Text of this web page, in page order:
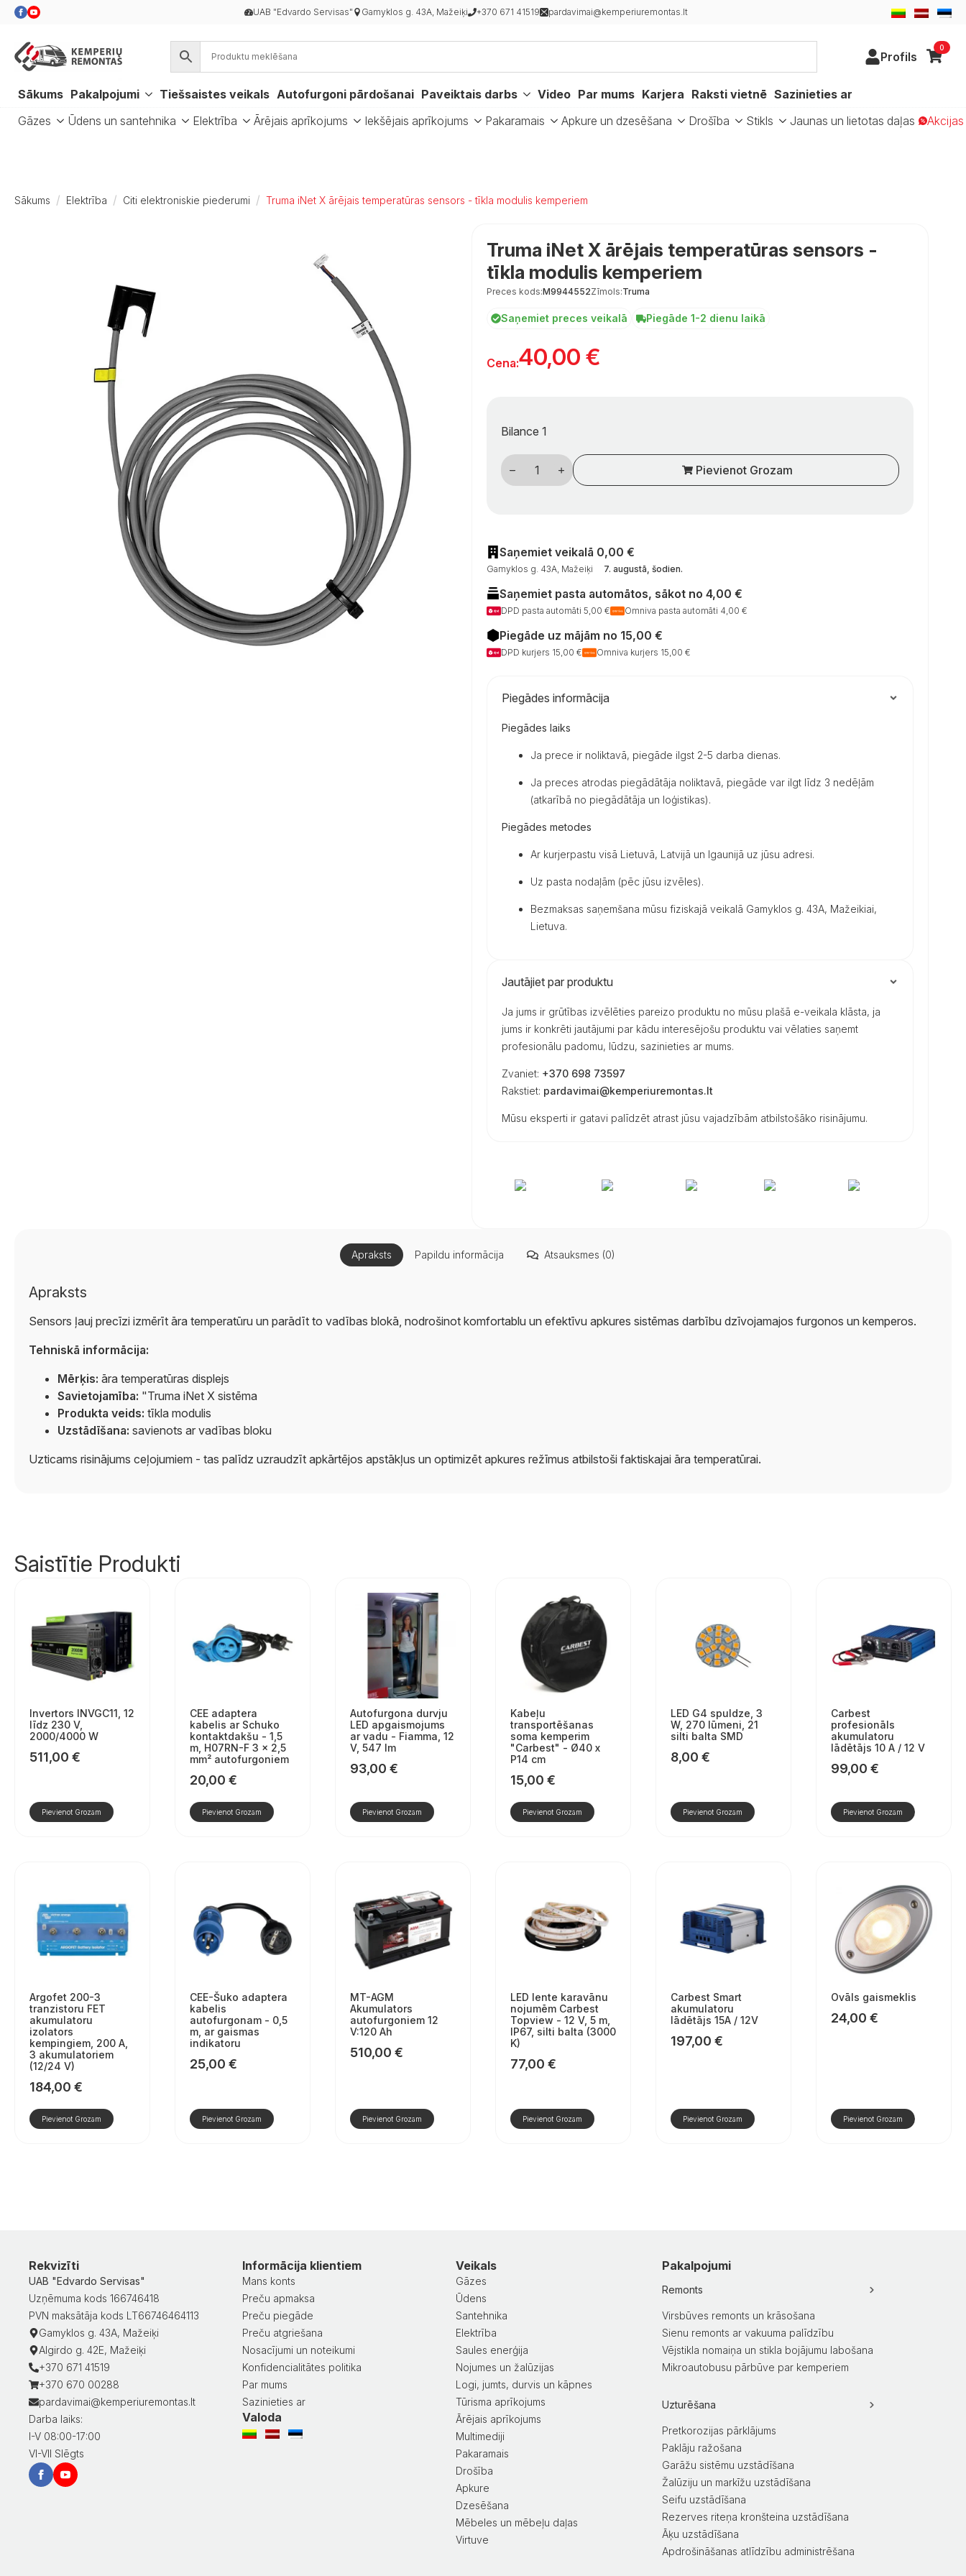
UAB "Edvardo Servisas" Gamyklos g. 43A, Mažeiķi +370 671 41519 pardavimai@kemperiuremontas.lt
Profils
0
Sākums Pakalpojumi Tiešsaistes veikals Autofurgoni pārdošanai Paveiktais darbs Video Par mums Karjera Raksti vietnē Sazinieties ar
Gāzes
Ūdens un santehnika Elektrība Ārējais aprīkojums Iekšējais aprīkojums Pakaramais Apkure un dzesēšana Drošība Stikls Jaunas un lietotas daļas Akcijas
Sākums Elektrība Citi elektroniskie piederumi Truma iNet X ārējais temperatūras sensors - tīkla modulis kemperiem
Truma iNet X ārējais temperatūras sensors -
tīkla modulis kemperiem
Preces kods:M9944552Zīmols:Truma
Saņemiet preces veikalā Piegāde 1-2 dienu laikā
Cena:40,00 €
Bilance 1
Truma
iNet
X
modulis
kemperiams
daudzums
Pievienot Grozam
Saņemiet veikalā 0,00 €
Gamyklos g. 43A, Mažeiķi 7. augustā, šodien.
Saņemiet pasta automātos, sākot no 4,00 €
DPD pasta automāti 5,00 € Omniva pasta automāti 4,00 €
Piegāde uz mājām no 15,00 €
DPD kurjers 15,00 € Omniva kurjers 15,00 €
Piegādes informācija
Piegādes laiks
Ja prece ir noliktavā, piegāde ilgst 2-5 darba dienas.
Ja preces atrodas piegādātāja noliktavā, piegāde var ilgt līdz 3 nedēļām
(atkarībā no piegādātāja un loģistikas).
Piegādes metodes
Ar kurjerpastu visā Lietuvā, Latvijā un Igaunijā uz jūsu adresi.
Uz pasta nodaļām (pēc jūsu izvēles).
Bezmaksas saņemšana mūsu fiziskajā veikalā Gamyklos g. 43A, Mažeikiai,
Lietuva.
Jautājiet par produktu
Ja jums ir grūtības izvēlēties pareizo produktu no mūsu plašā e-veikala klāsta, ja
jums ir konkrēti jautājumi par kādu interesējošu produktu vai vēlaties saņemt
profesionālu padomu, lūdzu, sazinieties ar mums.
Zvaniet: +370 698 73597
Rakstiet: pardavimai@kemperiuremontas.lt
Mūsu eksperti ir gatavi palīdzēt atrast jūsu vajadzībām atbilstošāko risinājumu.
Apraksts Papildu informācija Atsauksmes (0)
Apraksts
Sensors ļauj precīzi izmērīt āra temperatūru un parādīt to vadības blokā, nodrošinot komfortablu un efektīvu apkures sistēmas darbību dzīvojamajos furgonos un kemperos.
Tehniskā informācija:
Mērķis: āra temperatūras displejs
Savietojamība: "Truma iNet X sistēma
Produkta veids: tīkla modulis
Uzstādīšana: savienots ar vadības bloku
Uzticams risinājums ceļojumiem - tas palīdz uzraudzīt apkārtējos apstākļus un optimizēt apkures režīmus atbilstoši faktiskajai āra temperatūrai.
Saistītie Produkti
Invertors INVGC11, 12
līdz 230 V,
2000/4000 W
511,00 €
Pievienot Grozam
CEE adaptera
kabelis ar Schuko
kontaktdakšu - 1,5
m, H07RN-F 3 x 2,5
mm² autofurgoniem
20,00 €
Pievienot Grozam
Autofurgona durvju
LED apgaismojums
ar vadu - Fiamma, 12
V, 547 lm
93,00 €
Pievienot Grozam
Kabeļu
transportēšanas
soma kemperim
"Carbest" - Ø40 x
P14 cm
15,00 €
Pievienot Grozam
LED G4 spuldze, 3
W, 270 lūmeni, 21
silti balta SMD
8,00 €
Pievienot Grozam
Carbest
profesionāls
akumulatoru
lādētājs 10 A / 12 V
99,00 €
Pievienot Grozam
Argofet 200-3
tranzistoru FET
akumulatoru
izolators
kempingiem, 200 A,
3 akumulatoriem
(12/24 V)
184,00 €
Pievienot Grozam
CEE-Šuko adaptera
kabelis
autofurgonam - 0,5
m, ar gaismas
indikatoru
25,00 €
Pievienot Grozam
MT-AGM
Akumulators
autofurgoniem 12
V:120 Ah
510,00 €
Pievienot Grozam
LED lente karavānu
nojumēm Carbest
Topview - 12 V, 5 m,
IP67, silti balta (3000
K)
77,00 €
Pievienot Grozam
Carbest Smart
akumulatoru
lādētājs 15A / 12V
197,00 €
Pievienot Grozam
Ovāls gaismeklis
24,00 €
Pievienot Grozam
Rekvizīti
UAB "Edvardo Servisas"
Uzņēmuma kods 166746418
PVN maksātāja kods LT66746464113
Gamyklos g. 43A, Mažeiķi
Algirdo g. 42E, Mažeiķi
+370 671 41519
+370 670 00288
pardavimai@kemperiuremontas.lt
Darba laiks:
I-V 08:00-17:00
VI-VII Slēgts
Informācija klientiem
Mans konts
Preču apmaksa
Preču piegāde
Preču atgriešana
Nosacījumi un noteikumi
Konfidencialitātes politika
Par mums
Sazinieties ar
Valoda
Veikals
Gāzes
Ūdens
Santehnika
Elektrība
Saules enerģija
Nojumes un žalūzijas
Logi, jumts, durvis un kāpnes
Tūrisma aprīkojums
Ārējais aprīkojums
Multimediji
Pakaramais
Drošība
Apkure
Dzesēšana
Mēbeles un mēbeļu daļas
Virtuve
Pakalpojumi
Remonts
Virsbūves remonts un krāsošana
Sienu remonts ar vakuuma palīdzību
Vējstikla nomaiņa un stikla bojājumu labošana
Mikroautobusu pārbūve par kemperiem
Uzturēšana
Pretkorozijas pārklājums
Paklāju ražošana
Garāžu sistēmu uzstādīšana
Žalūziju un markīžu uzstādīšana
Seifu uzstādīšana
Rezerves riteņa kronšteina uzstādīšana
Āķu uzstādīšana
Apdrošināšanas atlīdzību administrēšana